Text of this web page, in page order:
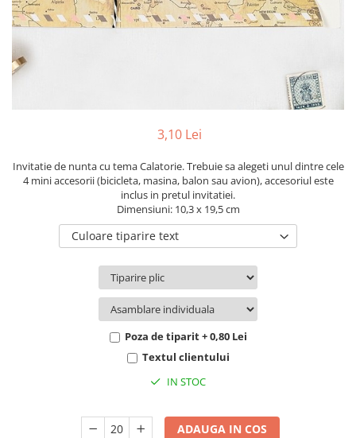
Pachete marturii
Pungi si cutii prajituri
Sticle si borcane
Cutii flori de hartie
Cutii flori de sapun
Cutii flori mixte
Cutii LUX
2020 Craciun si Anul Nou
2021 Crăciun
2023 Crăciun
Toamna și Halloween
Buchete extravagante
3,10 Lei
Invitatie de nunta cu tema Calatorie. Trebuie sa alegeti unul dintre cele
4 mini accesorii (bicicleta, masina, balon sau avion), accesoriul este
inclus in pretul invitatiei.
Dimensiuni: 10,3 x 19,5 cm
Culoare tiparire text
Poza de tiparit + 0,80 Lei
Textul clientului
IN STOC
ADAUGA IN COS